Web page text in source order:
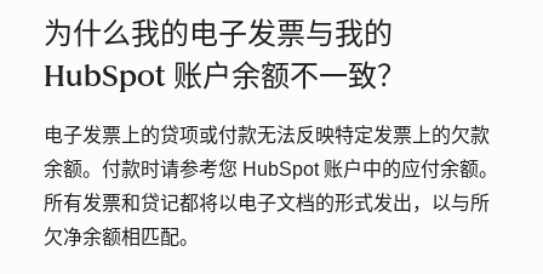
为什么我的电子发票与我的
HubSpot 账户余额不一致？
电子发票上的贷项或付款无法反映特定发票上的欠款
余额。付款时请参考您 HubSpot 账户中的应付余额。
所有发票和贷记都将以电子文档的形式发出，以与所
欠净余额相匹配。